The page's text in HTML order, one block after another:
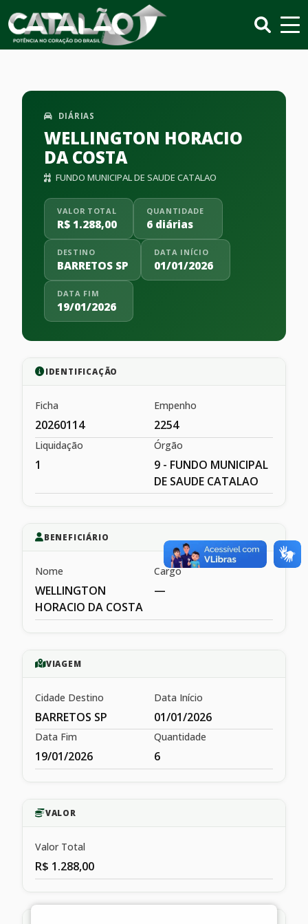
DIÁRIAS
WELLINGTON HORACIO
DA COSTA
FUNDO MUNICIPAL DE SAUDE CATALAO
VALOR TOTAL
R$ 1.288,00
QUANTIDADE
6 diárias
DESTINO
BARRETOS SP
DATA INÍCIO
01/01/2026
DATA FIM
19/01/2026
IDENTIFICAÇÃO
Ficha
20260114
Empenho
2254
Liquidação
1
Órgão
9 - FUNDO MUNICIPAL
DE SAUDE CATALAO
BENEFICIÁRIO
Nome
WELLINGTON
HORACIO DA COSTA
Cargo
—
VIAGEM
Cidade Destino
BARRETOS SP
Data Início
01/01/2026
Data Fim
19/01/2026
Quantidade
6
VALOR
Valor Total
R$ 1.288,00